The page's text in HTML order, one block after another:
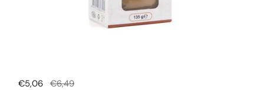
Normal fiyat
€5,06 Satış fiyatı
€6,49